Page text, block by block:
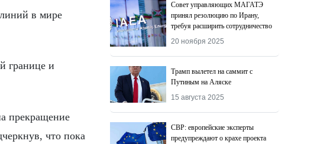
в мире
границе и
прекращение
что пока
Совет управляющих МАГАТЭ
принял резолюцию по Ирану,
требуя расширить сотрудничество
20 ноября 2025
Трамп вылетел на саммит с
Путиным на Аляске
15 августа 2025
СВР: европейские эксперты
предупреждают о крахе проекта